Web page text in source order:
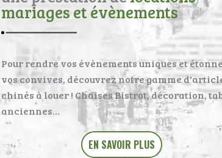
mariages et évènements
Pour rendre vos évènements uniques et
vos convives, découvrez notre gamme
chinés à louer ! Chaises Bistrot, décoration,
anciennes…
EN SAVOIR PLUS